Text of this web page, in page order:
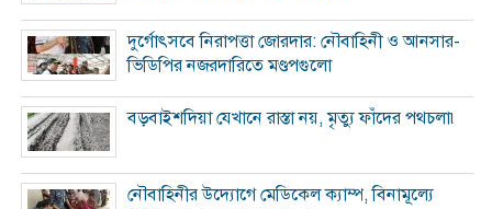
দুর্গোৎসবে নিরাপত্তা জোরদার: নৌবাহিনী ও আনসার-
ভিডিপির নজরদারিতে মণ্ডপগুলো
বড়বাইশদিয়া যেখানে রাস্তা নয়, মৃত্যু ফাঁদের পথচলা৷
নৌবাহিনীর উদ্যোগে মেডিকেল ক্যাম্প, বিনামূল্যে